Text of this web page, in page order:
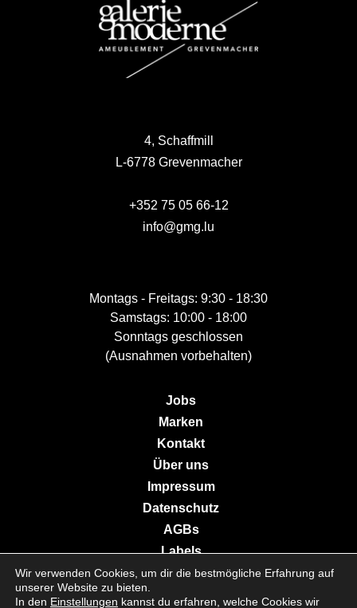
4, Schaffmill
L-6778 Grevenmacher
+352 75 05 66-12
info@gmg.lu
Montags - Freitags: 9:30 - 18:30
Samstags: 10:00 - 18:00
Sonntags geschlossen
(Ausnahmen vorbehalten)
Jobs
Marken
Kontakt
Über uns
Impressum
Datenschutz
AGBs
Labels
Wir verwenden Cookies, um dir die bestmögliche Erfahrung auf
unserer Website zu bieten.
In den Einstellungen kannst du erfahren, welche Cookies wir